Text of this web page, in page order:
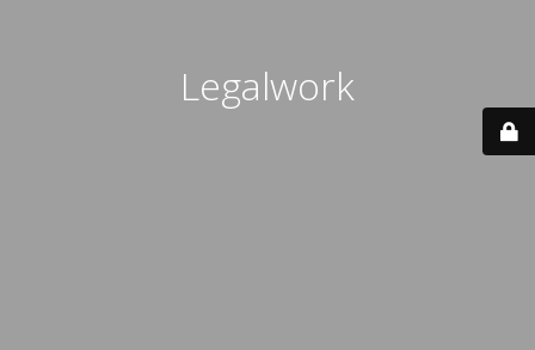
Legalwork